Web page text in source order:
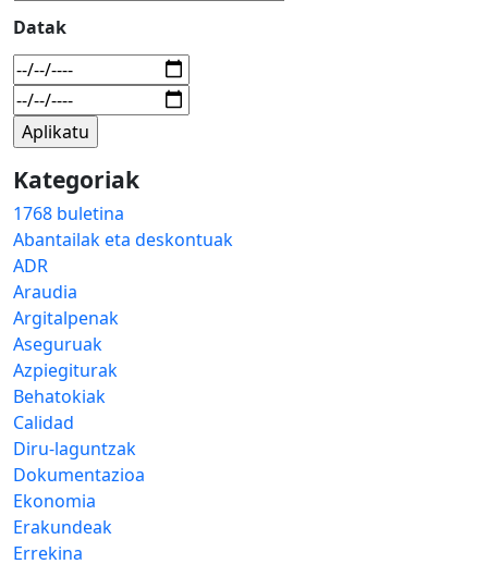
Datak
Kategoriak
1768 buletina
Abantailak eta deskontuak
ADR
Araudia
Argitalpenak
Aseguruak
Azpiegiturak
Behatokiak
Calidad
Diru-laguntzak
Dokumentazioa
Ekonomia
Erakundeak
Errekina